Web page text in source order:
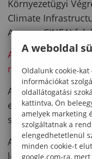
Környezetügyi
Climate
Agency, CINEA)
Az ötletversenyre
regisztrálni.
A pályázat kiírója
előadást fog
sor.
Az előadáson való
lehet regisztrálni:
A weboldal
Oldalunk cookie-
információkat
oldallátogatási
kattintva, Ön
amelyek marketing
szolgáltatnak a
elengedhetetlenül
minden cookie-t
google.com-ra,